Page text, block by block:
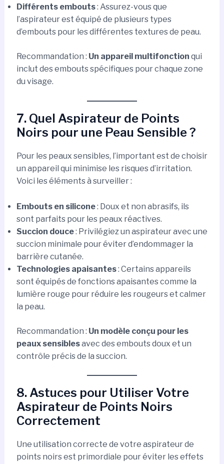
Différents embouts: Assurez-vous que
l’aspirateur est équipé de plusieurs types
d’embouts pour les différentes textures de peau.
Recommandation : Un appareil multifonction qui
inclut des embouts spécifiques pour chaque zone
du visage.
7. Quel Aspirateur de Points
Noirs pour une Peau Sensible ?
Pour les peaux sensibles, l’important est de choisir
un appareil qui minimise les risques d’irritation.
Voici les éléments à surveiller :
Embouts en silicone: Doux et non abrasifs, ils
sont parfaits pour les peaux réactives.
Succion douce: Privilégiez un aspirateur avec une
succion minimale pour éviter d’endommager la
barrière cutanée.
Technologies apaisantes: Certains appareils
sont équipés de fonctions apaisantes comme la
lumière rouge pour réduire les rougeurs et calmer
la peau.
Recommandation : Un modèle conçu pour les
peaux sensiblesavec des embouts doux et un
contrôle précis de la succion.
8. Astuces pour Utiliser Votre
Aspirateur de Points Noirs
Correctement
Une utilisation correcte de votre aspirateur de
points noirs est primordiale pour éviter les effets